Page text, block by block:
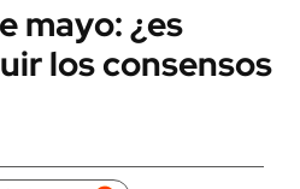
mayo: ¿es
los consensos